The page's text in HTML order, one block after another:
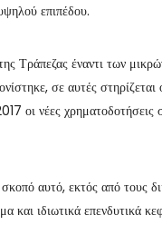
επιπέδου.
Τράπεζας έναντι των
σε αυτές στηρίζεται
οι νέες
αυτό, εκτός από τους
και ιδιωτικά επενδυτικά